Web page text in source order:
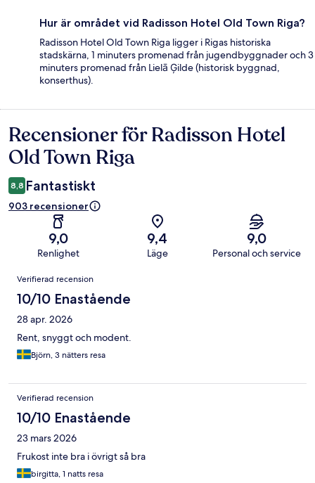
Hur är området vid Radisson Hotel Old Town Riga?
Radisson Hotel Old Town Riga ligger i Rigas historiska
stadskärna, 1 minuters promenad från jugendbyggnader och 3
minuters promenad från Lielā Ģilde (historisk byggnad,
konserthus).
Recensioner
Recensioner för Radisson Hotel
Old Town Riga
8,8 Fantastiskt
903 recensioner
9,0
Renlighet
9,4
Läge
9,0
Personal och service
Recensioner
Verifierad recension
10/10 Enastående
28 apr. 2026
Rent, snyggt och modent.
Björn, 3 nätters resa
Verifierad recension
10/10 Enastående
23 mars 2026
Frukost inte bra i övrigt så bra
birgitta, 1 natts resa